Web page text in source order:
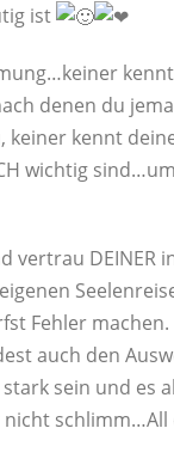
ist
denen du
keiner kennt
wichtig
vertrau DEINER
Fehler
auch den
sein und es
schlimm…All